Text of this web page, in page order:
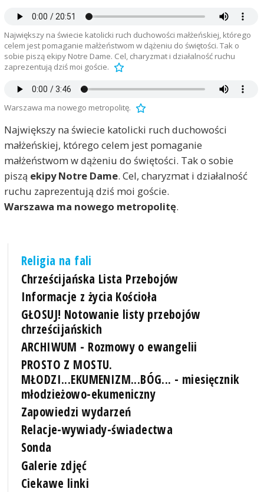
Największy na świecie katolicki ruch duchowości małżeńskiej, którego
celem jest pomaganie małżeństwom w dążeniu do świętości. Tak o
sobie piszą ekipy Notre Dame. Cel, charyzmat i działalność ruchu
zaprezentują dziś moi goście.
Warszawa ma nowego metropolitę.
Największy na świecie katolicki ruch duchowości
małżeńskiej, którego celem jest pomaganie
małżeństwom w dążeniu do świętości. Tak o sobie
piszą ekipy Notre Dame. Cel, charyzmat i działalność
ruchu zaprezentują dziś moi goście.
Warszawa ma nowego metropolitę.
Religia na fali
Chrześcijańska Lista Przebojów
Informacje z życia Kościoła
GŁOSUJ! Notowanie listy przebojów
chrześcijańskich
ARCHIWUM - Rozmowy o ewangelii
PROSTO Z MOSTU.
MŁODZI...EKUMENIZM...BÓG... - miesięcznik
młodzieżowo-ekumeniczny
Zapowiedzi wydarzeń
Relacje-wywiady-świadectwa
Sonda
Galerie zdjęć
Ciekawe linki